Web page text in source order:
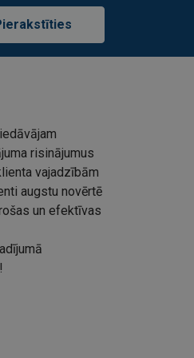
risinājumus
vajadzībām
augstu novērtē
un efektīvas